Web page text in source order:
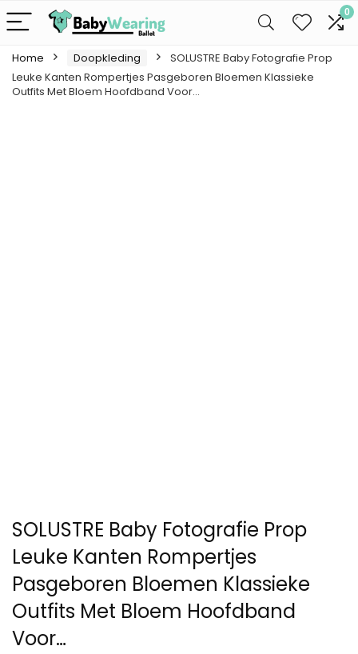
0
Home Doopkleding
SOLUSTRE Baby Fotografie Prop
Leuke Kanten Rompertjes Pasgeboren Bloemen Klassieke
Outfits Met Bloem Hoofdband Voor…
SOLUSTRE Baby Fotografie Prop
Leuke Kanten Rompertjes
Pasgeboren Bloemen Klassieke
Outfits Met Bloem Hoofdband
Voor…